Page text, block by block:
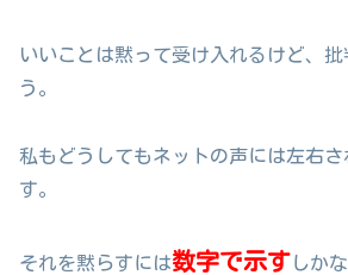
いいことは黙って受け入れるけど、
う。
私もどうしてもネットの声には左右
す。
それを黙らすには数字で示すしかな